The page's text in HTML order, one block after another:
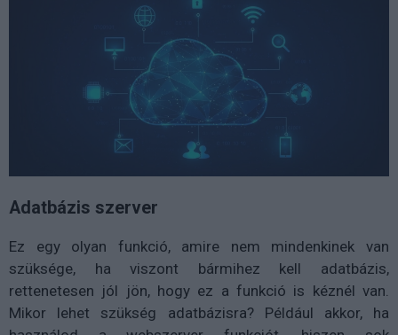
Adatbázis szerver
Ez egy olyan funkció, amire nem mindenkinek van
szüksége, ha viszont bármihez kell adatbázis,
rettenetesen jól jön, hogy ez a funkció is kéznél van.
Mikor lehet szükség adatbázisra? Például akkor, ha